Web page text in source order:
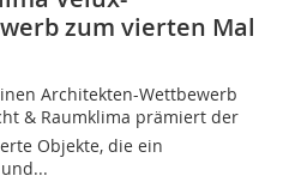
zum vierten Mal
Architekten-Wettbewerb
& Raumklima prämiert der
Objekte, die ein